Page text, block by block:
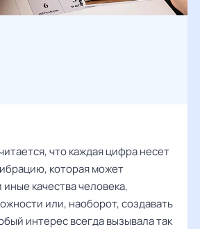
что каждая цифра несет
которая может
качества человека,
или, наоборот, создавать
интерес всегда вызывала так